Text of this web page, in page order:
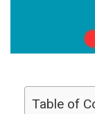
Table of